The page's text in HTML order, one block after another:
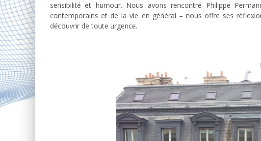
sensibilité et humour. Nous avons rencontré Philippe
contemporains et de la vie en général – nous offre ses
découvrir de toute urgence.